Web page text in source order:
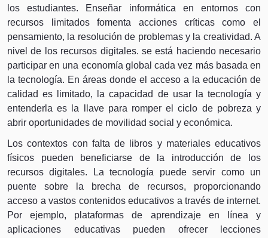
los estudiantes. Enseñar informática en entornos con
recursos limitados fomenta acciones críticas como el
pensamiento, la resolución de problemas y la creatividad. A
nivel de los recursos digitales. se está haciendo necesario
participar en una economía global cada vez más basada en
la tecnología. En áreas donde el acceso a la educación de
calidad es limitado, la capacidad de usar la tecnología y
entenderla es la llave para romper el ciclo de pobreza y
abrir oportunidades de movilidad social y económica.
Los contextos con falta de libros y materiales educativos
físicos pueden beneficiarse de la introducción de los
recursos digitales. La tecnología puede servir como un
puente sobre la brecha de recursos, proporcionando
acceso a vastos contenidos educativos a través de internet.
Por ejemplo, plataformas de aprendizaje en línea y
aplicaciones educativas pueden ofrecer lecciones